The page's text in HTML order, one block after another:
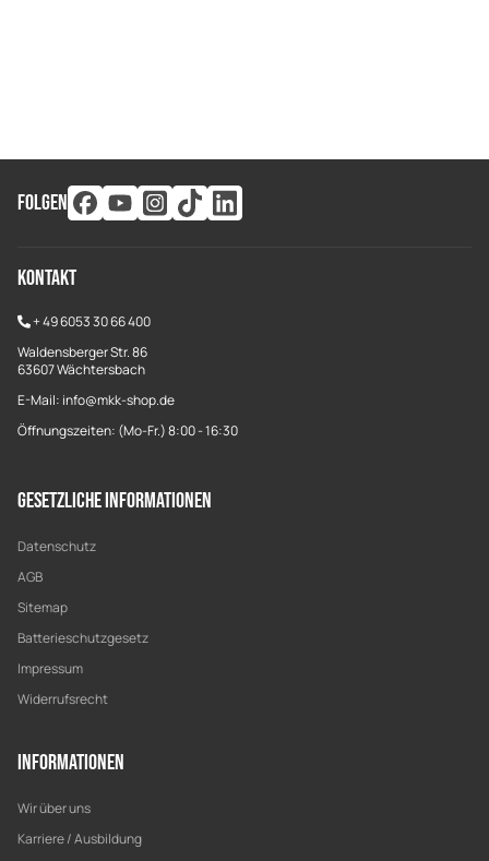
FOLGEN
Kontakt
+49 6053 30 66 400
Waldensberger Str. 86
63607 Wächtersbach
E-Mail: info@mkk-shop.de
Öffnungszeiten: (Mo-Fr.) 8:00 - 16:30
Gesetzliche Informationen
Datenschutz
AGB
Sitemap
Batterieschutzgesetz
Impressum
Widerrufsrecht
Informationen
Wir über uns
Karriere / Ausbildung